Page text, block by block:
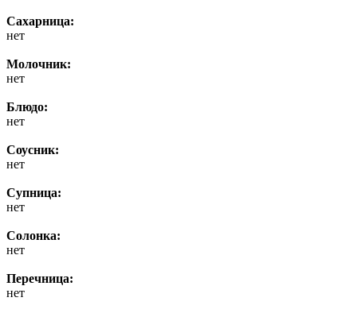
Сахарница:
нет
Молочник:
нет
Блюдо:
нет
Соусник:
нет
Супница:
нет
Солонка:
нет
Перечница:
нет